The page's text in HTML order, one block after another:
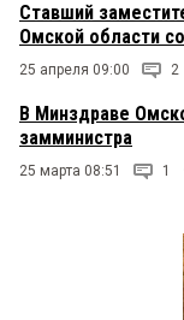
Ставший
Омской области
25 апреля 09:00 2
В Минздраве
замминистра
25 марта 08:51 1